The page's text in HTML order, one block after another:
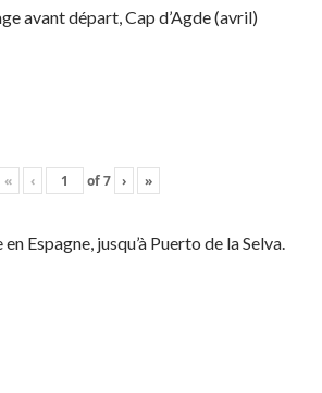
avant départ, Cap d’Agde (avril)
« ‹ of7 › »
Espagne, jusqu’à Puerto de la Selva.